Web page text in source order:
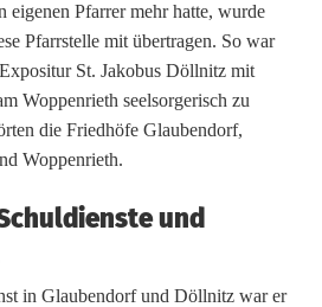
eigenen Pfarrer mehr hatte, wurde
Pfarrstelle mit übertragen. So war
St. Jakobus Döllnitz mit
Woppenrieth seelsorgerisch zu
die Friedhöfe Glaubendorf,
Woppenrieth.
und
in Glaubendorf und Döllnitz war er